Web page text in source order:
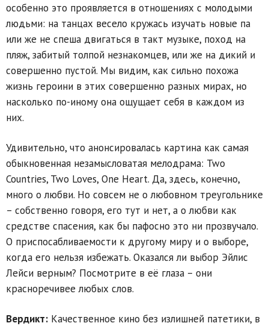
особенно это проявляется в отношениях с молодыми
людьми: на танцах весело кружась изучать новые па
или же не спеша двигаться в такт музыке, поход на
пляж, забитый толпой незнакомцев, или же на дикий и
совершенно пустой. Мы видим, как сильно похожа
жизнь героини в этих совершенно разных мирах, но
насколько по-иному она ощущает себя в каждом из
них.
Удивительно, что анонсировалась картина как самая
обыкновенная незамысловатая мелодрама: Two
Countries, Two Loves, One Heart. Да, здесь, конечно,
много о любви. Но совсем не о любовном треугольнике
– собственно говоря, его тут и нет, а о любви как
средстве спасения, как бы пафосно это ни прозвучало.
О приспосабливаемости к другому миру и о выборе,
когда его нельзя избежать. Оказался ли выбор Эйлис
Лейси верным? Посмотрите в её глаза – они
красноречивее любых слов.
Вердикт: Качественное кино без излишней патетики, в